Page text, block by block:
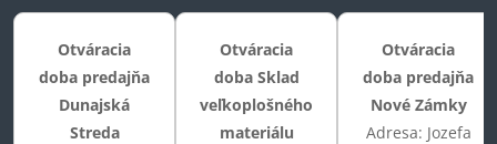
Otváracia
doba predajňa
Dunajská
Streda
Otváracia
doba Sklad
veľkoplošného
materiálu
Otváracia
doba predajňa
Nové Zámky
Adresa: Jozefa